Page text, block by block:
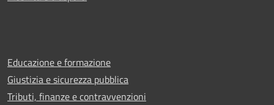
Educazione e formazione
Giustizia e sicurezza pubblica
Tributi, finanze e contravvenzioni